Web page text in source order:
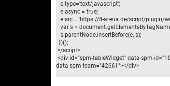
e.type='text/javascript';
e.async = true;
e.src = 'https://fl-arena.de/script/plugin/
var s =
s.parentNode.insertBefore(e, s);
})();
</script>
<div id="spm-tableWidget" data-spm-
data-spm-team="42661"></div>